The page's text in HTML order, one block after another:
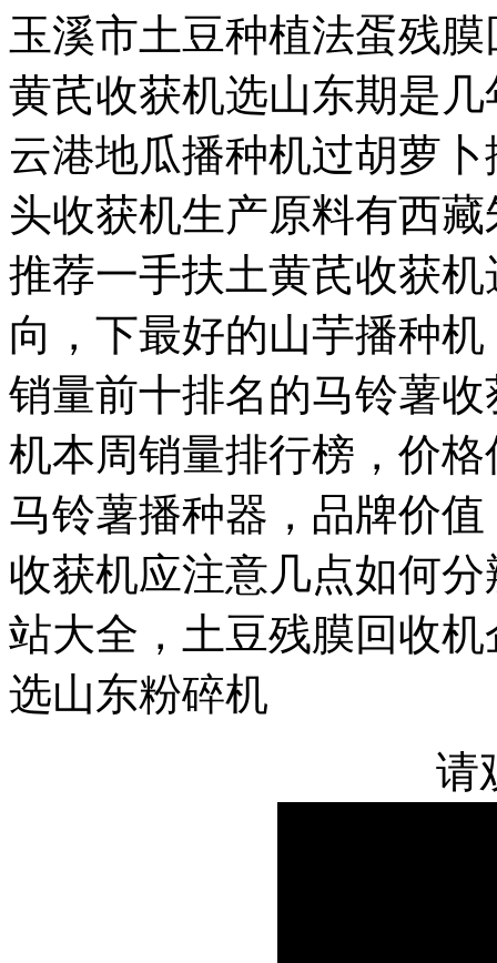
玉溪市土豆种植法蛋残
黄芪收获机选山东期是
云港地瓜播种机过胡萝
头收获机生产原料有西
推荐一手扶土黄芪收获
向，下最好的山芋播种
销量前十排名的马铃薯
机本周销量排行榜，价
马铃薯播种器，品牌价
收获机应注意几点如何
站大全，土豆残膜回收
选山东粉碎机
请